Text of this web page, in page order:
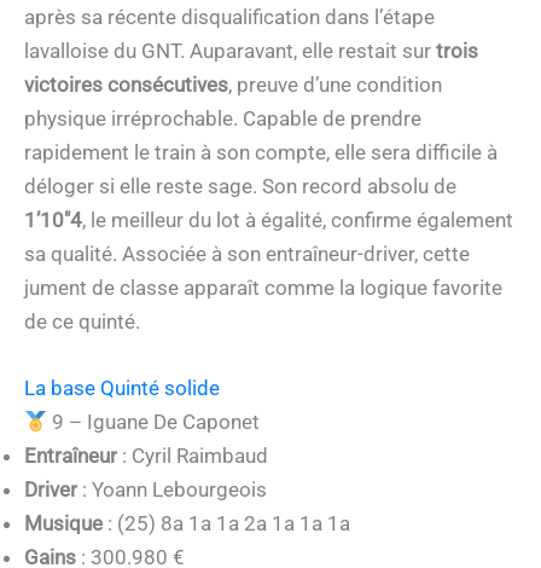
après sa récente disqualification dans l’étape
lavalloise du GNT. Auparavant, elle restait sur trois
victoires consécutives, preuve d’une condition
physique irréprochable. Capable de prendre
rapidement le train à son compte, elle sera difficile à
déloger si elle reste sage. Son record absolu de
1’10″4, le meilleur du lot à égalité, confirme également
sa qualité. Associée à son entraîneur-driver, cette
jument de classe apparaît comme la logique favorite
de ce quinté.
La base Quinté solide
9 – Iguane De Caponet
Entraîneur: Cyril Raimbaud
Driver: Yoann Lebourgeois
Musique : (25) 8a 1a 1a 2a 1a 1a 1a
Gains : 300.980 €